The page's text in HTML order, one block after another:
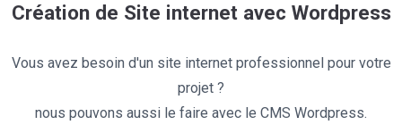
Création de Site internet avec Wordpress
Vous avez besoin d'un site internet professionnel pour votre
projet ?
nous pouvons aussi le faire avec le CMS Wordpress.